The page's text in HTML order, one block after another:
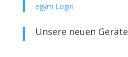
egym Login
Unsere neuen Geräte